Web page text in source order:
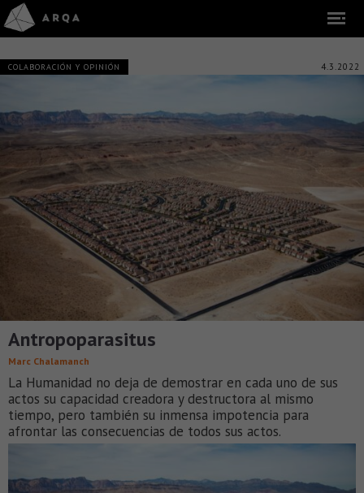
COLABORACIÓN Y OPINIÓN 4.3.2022
Antropoparasitus
Marc Chalamanch
La Humanidad no deja de demostrar en cada uno de sus
actos su capacidad creadora y destructora al mismo
tiempo, pero también su inmensa impotencia para
afrontar las consecuencias de todos sus actos.